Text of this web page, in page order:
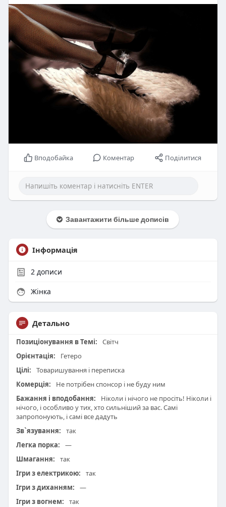
Вподобайка Коментар Поділитися
Завантажити більше дописів
Інформація
2дописи
Жінка
Детально
Позиціонування в Темі:
Світч
Орієнтація:
Гетеро
Цілі:
Товаришування і переписка
Комерція:
Не потрібен спонсор і не буду ним
Бажання і вподобання:
Ніколи і нічого не просіть! Ніколи і
нічого, і особливо у тих, хто сильніший за вас. Самі
запропонують, і самі все дадуть
Зв`язування:
так
Легка порка:
—
Шмагання:
так
Ігри з електрикою:
так
Ігри з диханням:
—
Ігри з вогнем:
так